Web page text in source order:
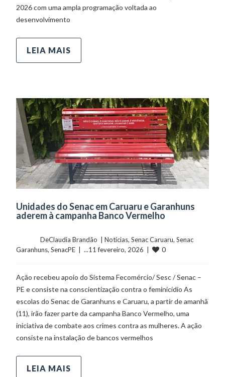
2026 com uma ampla programação voltada ao
desenvolvimento
LEIA MAIS
Unidades do Senac em Caruaru e Garanhuns
aderem à campanha Banco Vermelho
	    	DeClaudia Brandão  |
Notícias, Senac Caruaru, Senac
Garanhuns, SenacPE
  |  ...11 fevereiro, 2026  |
0
Ação recebeu apoio do Sistema Fecomércio/ Sesc / Senac –
PE e consiste na conscientização contra o feminicídio As
escolas do Senac de Garanhuns e Caruaru, a partir de amanhã
(11), irão fazer parte da campanha Banco Vermelho, uma
iniciativa de combate aos crimes contra as mulheres. A ação
consiste na instalação de bancos vermelhos
LEIA MAIS